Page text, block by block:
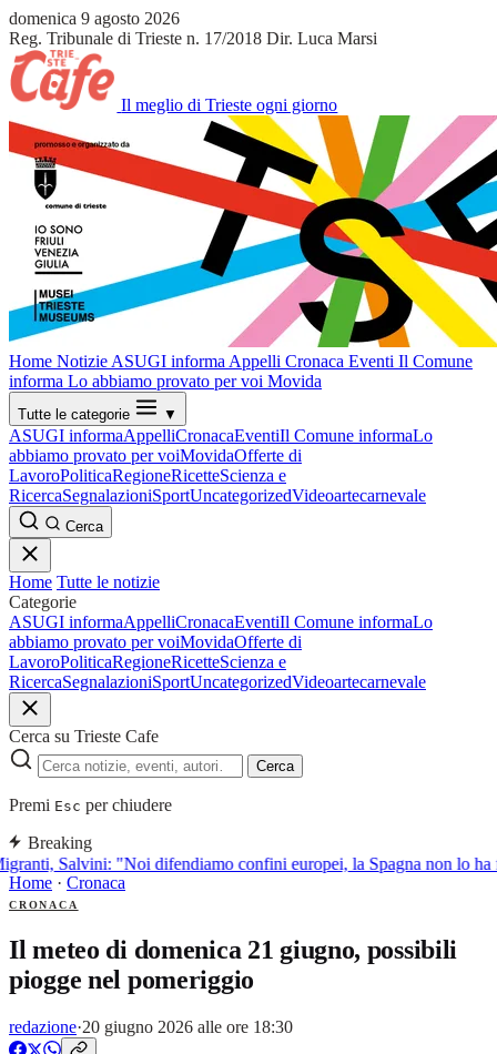
domenica 9 agosto 2026
Reg. Tribunale di Trieste n. 17/2018 Dir. Luca Marsi
Il meglio di Trieste ogni giorno
Home Notizie ASUGI informa Appelli Cronaca Eventi Il Comune
informa Lo abbiamo provato per voi Movida
Tutte le categorie ▼
ASUGI informaAppelliCronacaEventiIl Comune informaLo
abbiamo provato per voiMovidaOfferte di
LavoroPoliticaRegioneRicetteScienza e
RicercaSegnalazioniSportUncategorizedVideoartecarnevale
Cerca
Home Tutte le notizie
Categorie
ASUGI informaAppelliCronacaEventiIl Comune informaLo
abbiamo provato per voiMovidaOfferte di
LavoroPoliticaRegioneRicetteScienza e
RicercaSegnalazioniSportUncategorizedVideoartecarnevale
Cerca su Trieste Cafe
Cerca
Premi Esc per chiudere
Breaking
Salvini: "Noi difendiamo confini europei, la Spagna non lo
Home · Cronaca
CRONACA
Il meteo di domenica 21 giugno, possibili
piogge nel pomeriggio
redazione·20 giugno 2026 alle ore 18:30